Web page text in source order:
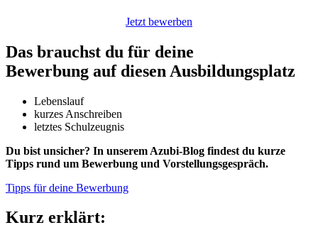
Jetzt bewerben
Das brauchst du für deine
Bewerbung auf diesen Ausbildungsplatz
Lebenslauf
kurzes Anschreiben
letztes Schulzeugnis
Du bist unsicher? In unserem Azubi-Blog findest du kurze
Tipps rund um Bewerbung und Vorstellungsgespräch.
Tipps für deine Bewerbung
Kurz erklärt: